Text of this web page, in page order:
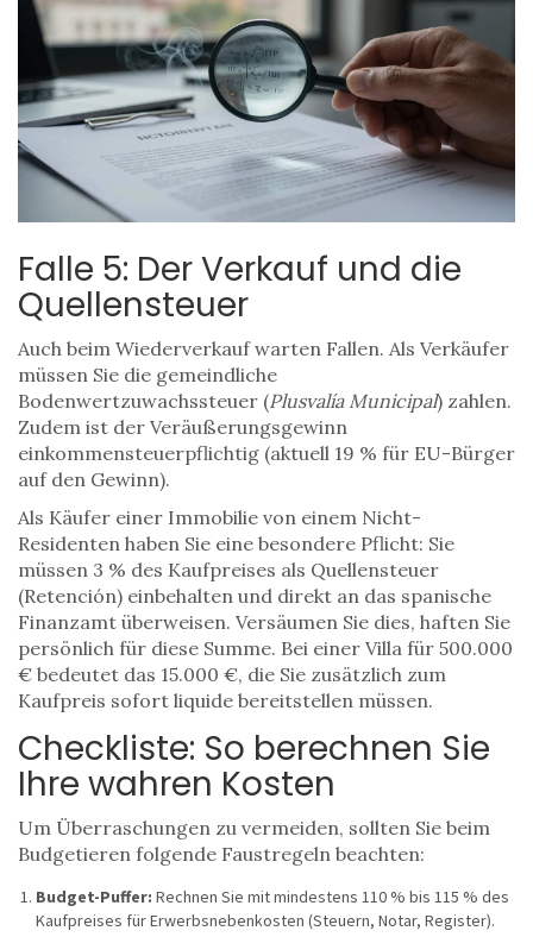
Falle 5: Der Verkauf und die
Quellensteuer
Auch beim Wiederverkauf warten Fallen. Als Verkäufer
müssen Sie die gemeindliche
Bodenwertzuwachssteuer (Plusvalía Municipal) zahlen.
Zudem ist der Veräußerungsgewinn
einkommensteuerpflichtig (aktuell 19 % für EU-Bürger
auf den Gewinn).
Als Käufer einer Immobilie von einem Nicht-
Residenten haben Sie eine besondere Pflicht: Sie
müssen 3 % des Kaufpreises als Quellensteuer
(Retención) einbehalten und direkt an das spanische
Finanzamt überweisen. Versäumen Sie dies, haften Sie
persönlich für diese Summe. Bei einer Villa für 500.000
€ bedeutet das 15.000 €, die Sie zusätzlich zum
Kaufpreis sofort liquide bereitstellen müssen.
Checkliste: So berechnen Sie
Ihre wahren Kosten
Um Überraschungen zu vermeiden, sollten Sie beim
Budgetieren folgende Faustregeln beachten:
Budget-Puffer: Rechnen Sie mit mindestens 110 % bis 115 % des
Kaufpreises für Erwerbsnebenkosten (Steuern, Notar, Register).